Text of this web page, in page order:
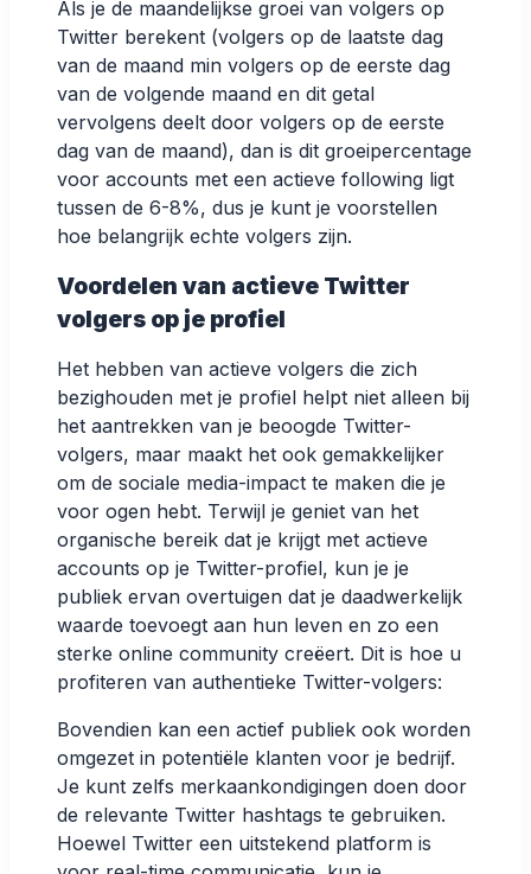
Als je de maandelijkse groei van volgers op
Twitter berekent (volgers op de laatste dag
van de maand min volgers op de eerste dag
van de volgende maand en dit getal
vervolgens deelt door volgers op de eerste
dag van de maand), dan is dit groeipercentage
voor accounts met een actieve following ligt
tussen de 6-8%, dus je kunt je voorstellen
hoe belangrijk echte volgers zijn.
Voordelen van actieve Twitter
volgers op je profiel
Het hebben van actieve volgers die zich
bezighouden met je profiel helpt niet alleen bij
het aantrekken van je beoogde Twitter-
volgers, maar maakt het ook gemakkelijker
om de sociale media-impact te maken die je
voor ogen hebt. Terwijl je geniet van het
organische bereik dat je krijgt met actieve
accounts op je Twitter-profiel, kun je je
publiek ervan overtuigen dat je daadwerkelijk
waarde toevoegt aan hun leven en zo een
sterke online community creëert. Dit is hoe u
profiteren van authentieke Twitter-volgers:
Bovendien kan een actief publiek ook worden
omgezet in potentiële klanten voor je bedrijf.
Je kunt zelfs merkaankondigingen doen door
de relevante Twitter hashtags te gebruiken.
Hoewel Twitter een uitstekend platform is